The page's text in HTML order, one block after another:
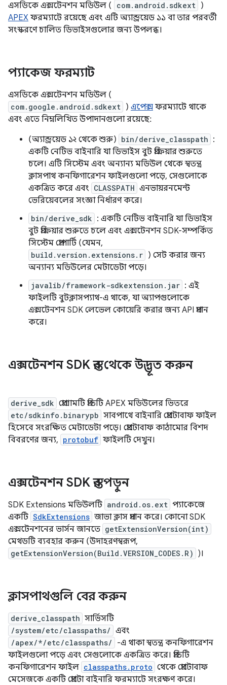
এসডিকে এক্সটেনশন মডিউল ( com.android.sdkext )
APEX ফরম্যাটে রয়েছে এবং এটি অ্যান্ড্রয়েড ১১ বা তার পরবর্তী
সংস্করণে চালিত ডিভাইসগুলোর জন্য উপলব্ধ।
প্যাকেজ ফরম্যাট
এসডিকে এক্সটেনশন মডিউল (
com.google.android.sdkext ) এপেক্স ফরম্যাটে থাকে
এবং এতে নিম্নলিখিত উপাদানগুলো রয়েছে:
(অ্যান্ড্রয়েড ১২ থেকে শুরু) bin/derive_classpath :
একটি নেটিভ বাইনারি যা ডিভাইস বুট প্রক্রিয়ার শুরুতে
চলে। এটি সিস্টেম এবং অন্যান্য মডিউল থেকে স্বতন্ত্র
ক্লাসপাথ কনফিগারেশন ফাইলগুলো পড়ে, সেগুলোকে
একত্রিত করে এবং CLASSPATH এনভায়রনমেন্ট
ভেরিয়েবলের সংজ্ঞা নির্ধারণ করে।
bin/derive_sdk : একটি নেটিভ বাইনারি যা ডিভাইস
বুট প্রক্রিয়ার শুরুতে চলে এবং এক্সটেনশন SDK-সম্পর্কিত
সিস্টেম প্রোপার্টি (যেমন,
build.version.extensions.r ) সেট করার জন্য
অন্যান্য মডিউলের মেটাডেটা পড়ে।
javalib/framework-sdkextension.jar : এই
ফাইলটি বুটক্লাসপ্যাথ-এ থাকে, যা অ্যাপগুলোকে
এক্সটেনশন SDK লেভেল কোয়েরি করার জন্য API প্রদান
করে।
এক্সটেনশন SDK স্তর থেকে উদ্ভূত করুন
derive_sdk প্রোগ্রামটি প্রতিটি APEX মডিউলের ভিতরে
etc/sdkinfo.binarypb সাবপাথে বাইনারি প্রোটোবাফ ফাইল
হিসেবে সংরক্ষিত মেটাডেটা পড়ে। প্রোটোবাফ কাঠামোর বিশদ
বিবরণের জন্য, protobuf ফাইলটি দেখুন।
এক্সটেনশন SDK স্তর পড়ুন
SDK Extensions মডিউলটি android.os.ext প্যাকেজে
একটি SdkExtensions জাভা ক্লাস প্রদান করে। কোনো SDK
এক্সটেনশনের ভার্সন জানতে getExtensionVersion(int)
মেথডটি ব্যবহার করুন (উদাহরণস্বরূপ,
getExtensionVersion(Build.VERSION_CODES.R) )।
ক্লাসপাথগুলি বের করুন
derive_classpath সার্ভিসটি
/system/etc/classpaths/ এবং
/apex/*/etc/classpaths/
-এ থাকা স্বতন্ত্র কনফিগারেশন
ফাইলগুলো পড়ে এবং সেগুলোকে একত্রিত করে। প্রতিটি
কনফিগারেশন ফাইল classpaths.proto থেকে প্রোটোবাফ
মেসেজকে একটি প্রোটো বাইনারি ফরম্যাটে সংরক্ষণ করে।